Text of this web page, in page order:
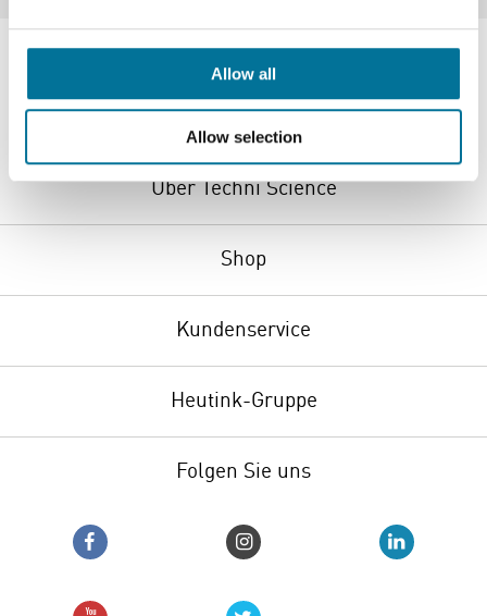
Allow all
Allow selection
Über Techni Science
Shop
Kundenservice
Heutink-Gruppe
Folgen Sie uns